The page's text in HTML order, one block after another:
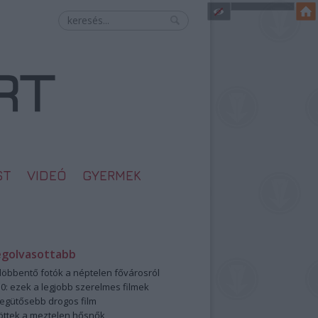
VIDEÓ GYERMEK
fotók a néptelen fővárosról
ezek a legjobb szerelmes filmek
drogos film
a meztelen hősnők